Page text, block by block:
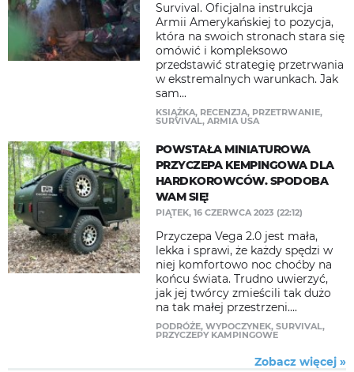
Survival. Oficjalna instrukcja
Armii Amerykańskiej to pozycja,
która na swoich stronach stara się
omówić i kompleksowo
przedstawić strategię przetrwania
w ekstremalnych warunkach. Jak
sam...
KSIĄŻKA, RECENZJA, PRZETRWANIE,
SURVIVAL, ARMIA USA
POWSTAŁA MINIATUROWA
PRZYCZEPA KEMPINGOWA DLA
HARDKOROWCÓW. SPODOBA
WAM SIĘ!
PIĄTEK, 16 CZERWCA 2023 (22:12)
Przyczepa Vega 2.0 jest mała,
lekka i sprawi, że każdy spędzi w
niej komfortowo noc choćby na
końcu świata. Trudno uwierzyć,
jak jej twórcy zmieścili tak dużo
na tak małej przestrzeni....
PODRÓŻE, WYPOCZYNEK, SURVIVAL,
PRZYCZEPY KAMPINGOWE
Zobacz więcej »